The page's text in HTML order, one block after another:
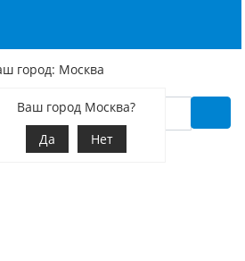
город: Москва
Ваш город Москва?
Да
Нет